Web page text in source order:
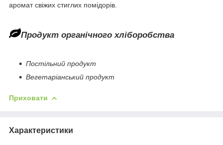
аромат свіжих стиглих помідорів.
Продукт органічного хліборобства
Постільний продукт
Вегетаріанський продукт
Приховати
Характеристики